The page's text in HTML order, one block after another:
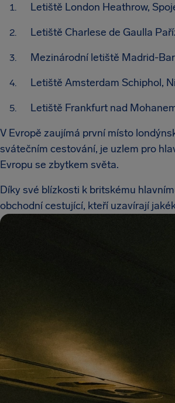
Letiště London Heathrow,
Letiště Charlese de Gaulla
Mezinárodní letiště Madrid-
Letiště Amsterdam Schiphol,
Letiště Frankfurt nad
V Evropě zaujímá první místo
svátečním cestování, je uzlem pro
Evropu se zbytkem světa.
Díky své blízkosti k britskému
obchodní cestující, kteří uzavírají